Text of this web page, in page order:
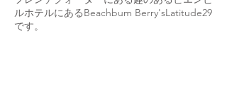
ルホテルにあるBeachbum Berry'sLatitude29
です。